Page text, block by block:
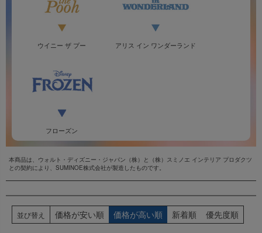
ウイニー ザ プー アリス イン ワンダーランド
フローズン
本商品は、ウォルト・ディズニー・ジャパン（株）と（株）スミノエ インテリア プロダクツ
との契約により、SUMINOE株式会社が製造したものです。
並び替え 価格が安い順 価格が高い順 新着順 優先度順